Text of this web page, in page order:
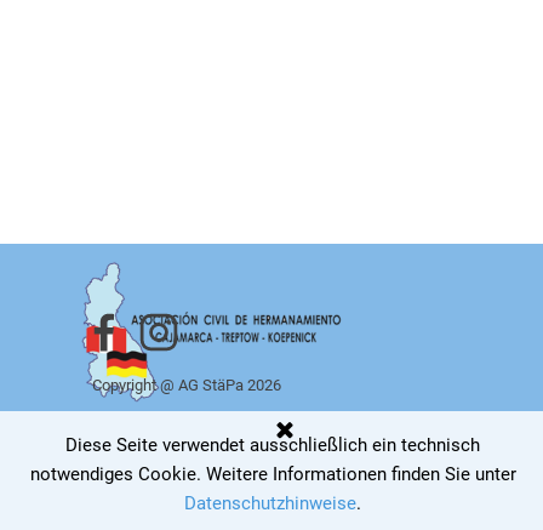
Copyright @ AG StäPa 2026
Diese Seite verwendet ausschließlich ein technisch
notwendiges Cookie. Weitere Informationen finden Sie unter
Datenschutzhinweise.